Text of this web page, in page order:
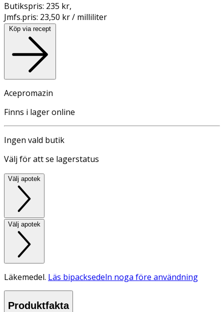
Butikspris: 235 kr,
Jmfs.pris: 23,50 kr / milliliter
Köp via recept
Acepromazin
Finns i lager online
Ingen vald butik
Välj för att se lagerstatus
Välj apotek
Välj apotek
Läkemedel. Läs bipacksedeln noga före användning
Produktfakta